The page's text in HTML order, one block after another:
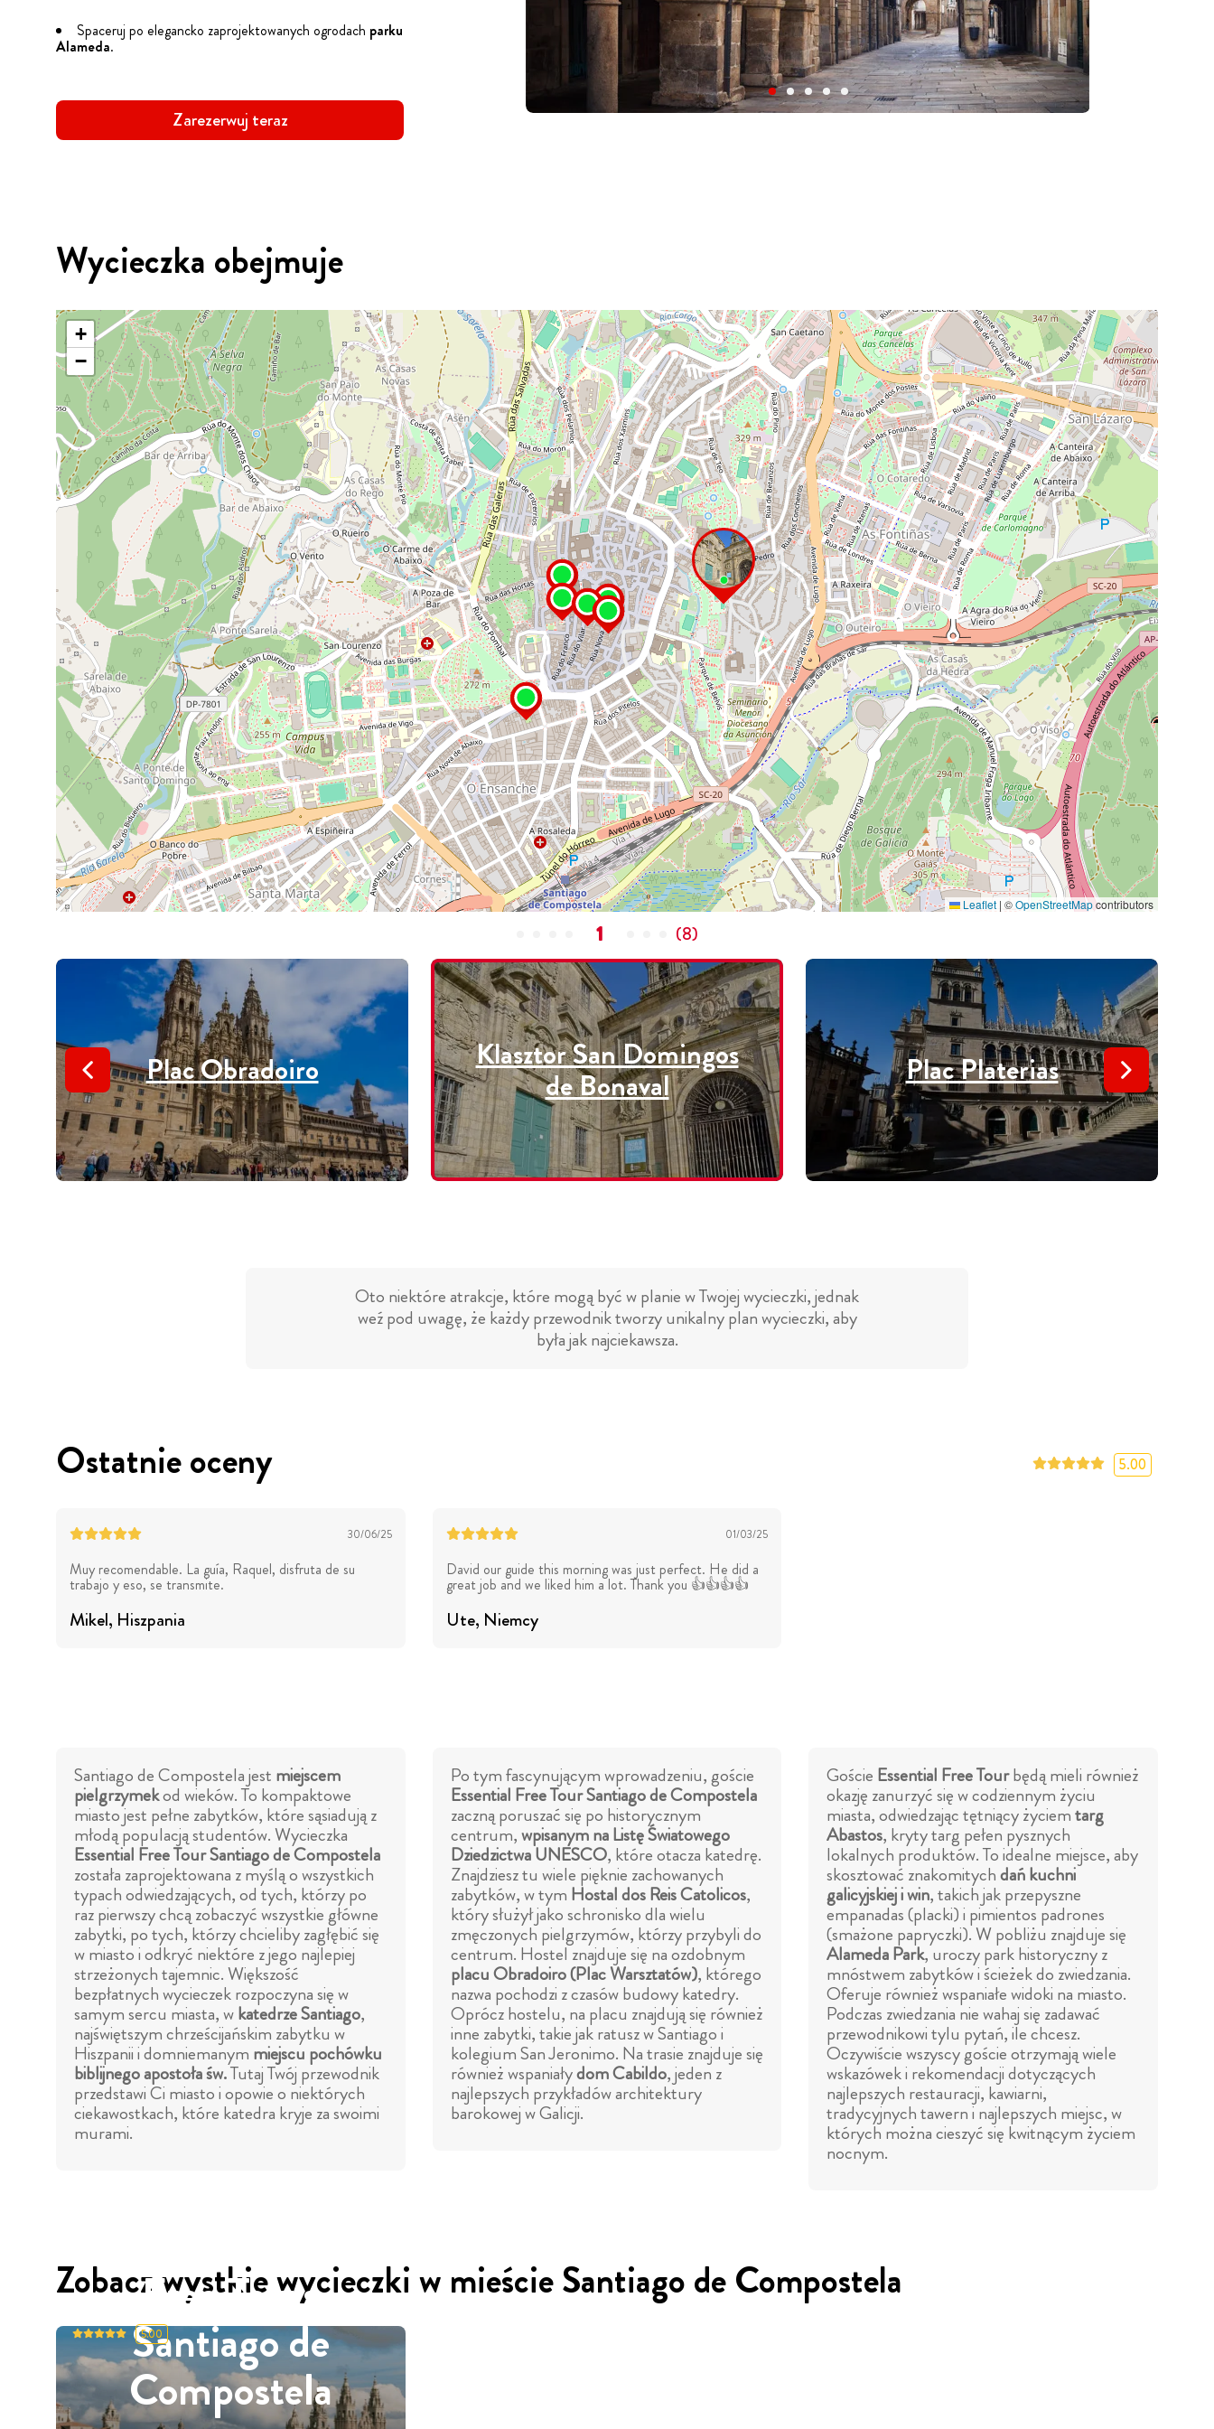
Spaceruj po elegancko zaprojektowanych ogrodach parku
Alameda.
Zarezerwuj teraz
Wycieczka obejmuje
+
−
Leaflet | ©OpenStreetMapcontributors
1 (8)
Plac Obradoiro Klasztor San Domingos
de Bonaval Plac Platerias
Oto niektóre atrakcje, które mogą być w planie w Twojej wycieczki, jednak
weź pod uwagę, że każdy przewodnik tworzy unikalny plan wycieczki, aby
była jak najciekawsza.
Ostatnie oceny 5.00
30/06/25
Muy recomendable. La guía, Raquel, disfruta de su
trabajo y eso, se transmite.
Mikel, Hiszpania
01/03/25
David our guide this morning was just perfect. He did a
great job and we liked him a lot. Thank you 👍👍👍👍
Ute, Niemcy
Santiago de Compostela jest miejscem
pielgrzymekod wieków. To kompaktowe
miasto jest pełne zabytków, które sąsiadują z
młodą populacją studentów. Wycieczka
Essential Free Tour Santiago de Compostela
została zaprojektowana z myślą o wszystkich
typach odwiedzających, od tych, którzy po
raz pierwszy chcą zobaczyć wszystkie główne
zabytki, po tych, którzy chcieliby zagłębić się
w miasto i odkryć niektóre z jego najlepiej
strzeżonych tajemnic. Większość
bezpłatnych wycieczek rozpoczyna się w
samym sercu miasta, wkatedrze Santiago,
najświętszym chrześcijańskim zabytku w
Hiszpanii i domniemanym miejscu pochówku
biblijnego apostoła św.Tutaj Twój przewodnik
przedstawi Ci miasto i opowie o niektórych
ciekawostkach, które katedra kryje za swoimi
murami.
Po tym fascynującym wprowadzeniu, goście
Essential Free Tour Santiago de Compostela
zaczną poruszać się po historycznym
centrum,wpisanym na Listę Światowego
Dziedzictwa UNESCO, które otacza katedrę.
Znajdziesz tu wiele pięknie zachowanych
zabytków, w tym Hostal dos Reis Catolicos,
który służył jako schronisko dla wielu
zmęczonych pielgrzymów, którzy przybyli do
centrum. Hostel znajduje się na ozdobnym
placu Obradoiro (Plac Warsztatów), którego
nazwa pochodzi z czasów budowy katedry.
Oprócz hostelu, na placu znajdują się również
inne zabytki, takie jak ratusz w Santiago i
kolegium San Jeronimo. Na trasie znajduje się
również wspaniałydom Cabildo, jeden z
najlepszych przykładów architektury
barokowej w Galicji.
Goście Essential Free Tourbędą mieli również
okazję zanurzyć się w codziennym życiu
miasta, odwiedzając tętniący życiemtarg
Abastos, kryty targ pełen pysznych
lokalnych produktów. To idealne miejsce, aby
skosztować znakomitychdań kuchni
galicyjskiej i win, takich jak przepyszne
empanadas (placki) i pimientos padrones
(smażone papryczki). W pobliżu znajduje się
Alameda Park, uroczy park historyczny z
mnóstwem zabytków i ścieżek do zwiedzania.
Oferuje również wspaniałe widoki na miasto.
Podczas zwiedzania nie wahaj się zadawać
przewodnikowi tylu pytań, ile chcesz.
Oczywiście wszyscy goście otrzymają wiele
wskazówek i rekomendacji dotyczących
najlepszych restauracji, kawiarni,
tradycyjnych tawern i najlepszych miejsc, w
których można cieszyć się kwitnącym życiem
nocnym.
Zobacz wystkie wycieczki w mieście Santiago de Compostela
Free Tours
Santiago de
Compostela
5.00